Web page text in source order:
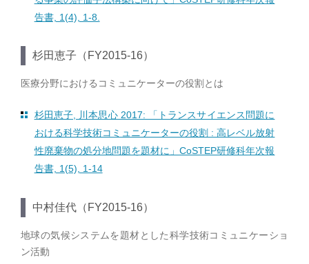
告書, 1(4), 1-8.
杉田恵子（FY2015-16）
医療分野におけるコミュニケーターの役割とは
杉田恵子, 川本思心 2017: 「トランスサイエンス問題に
おける科学技術コミュニケーターの役割 : 高レベル放射
性廃棄物の処分地問題を題材に」CoSTEP研修科年次報
告書, 1(5), 1-14
中村佳代（FY2015-16）
地球の気候システムを題材とした科学技術コミュニケーショ
ン活動